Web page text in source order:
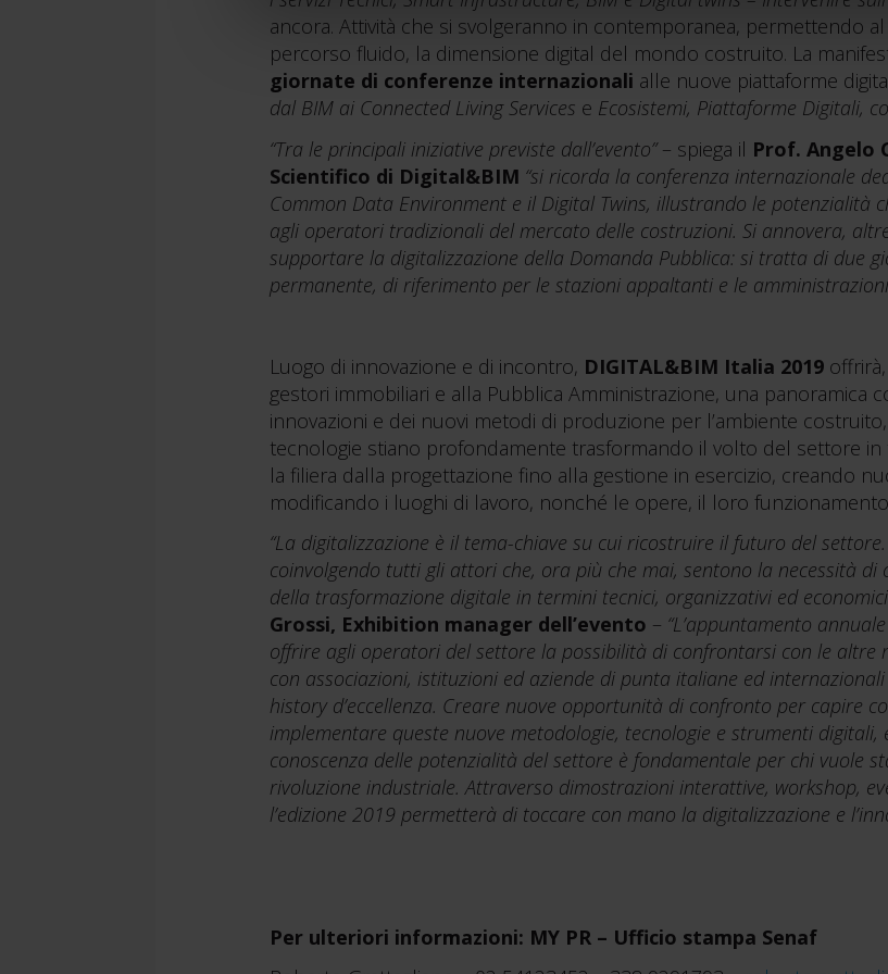
ancora. Attività che si svolgeranno in contemporanea, permettendo
percorso fluido, la dimensione digital del mondo costruito. La
giornate di conferenze internazionali alle nuove piattaforme
dal BIM ai Connected Living Services e Ecosistemi, Piattaforme Digitali,
“Tra le principali iniziative previste dall’evento”– spiega il Prof. Angelo
Scientifico di Digital&BIM “si ricorda la conferenza internazionale
Common Data Environment e il Digital Twins, illustrando le potenzialità
agli operatori tradizionali del mercato delle costruzioni. Si annovera,
supportare la digitalizzazione della Domanda Pubblica: si tratta di due
permanente, di riferimento per le stazioni appaltanti e le
Luogo di innovazione e di incontro, DIGITAL&BIM Italia 2019offrirà,
gestori immobiliari e alla Pubblica Amministrazione, una panoramica
innovazioni e dei nuovi metodi di produzione per l’ambiente
tecnologie stiano profondamente trasformando il volto del settore
la filiera dalla progettazione fino alla gestione in esercizio, creando
modificando i luoghi di lavoro, nonché le opere, il loro
“La digitalizzazione è il tema-chiave su cui ricostruire il futuro del
coinvolgendo tutti gli attori che, ora più che mai, sentono la necessità di
della trasformazione digitale in termini tecnici, organizzativi ed
Grossi, Exhibition manager dell’evento – “L’appuntamento
offrire agli operatori del settore la possibilità di confrontarsi con le altre
con associazioni, istituzioni ed aziende di punta italiane ed
history d’eccellenza. Creare nuove opportunità di confronto per capire
implementare queste nuove metodologie, tecnologie e strumenti digitali,
conoscenza delle potenzialità del settore è fondamentale per chi vuole
rivoluzione industriale. Attraverso dimostrazioni interattive, workshop,
l’edizione 2019 permetterà di toccare con mano la digitalizzazione e
Per ulteriori informazioni: MY PR – Ufficio stampa Senaf